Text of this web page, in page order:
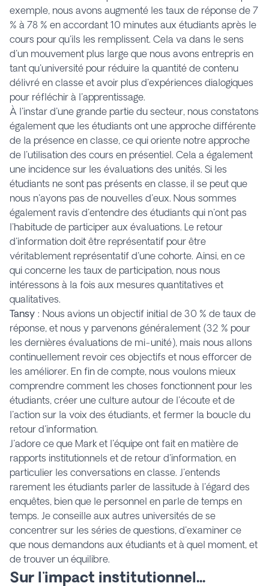
exemple, nous avons augmenté les taux de réponse de 7
% à 78 % en accordant 10 minutes aux étudiants après le
cours pour qu'ils les remplissent. Cela va dans le sens
d'un mouvement plus large que nous avons entrepris en
tant qu'université pour réduire la quantité de contenu
délivré en classe et avoir plus d'expériences dialogiques
pour réfléchir à l'apprentissage.
À l'instar d'une grande partie du secteur, nous constatons
également que les étudiants ont une approche différente
de la présence en classe, ce qui oriente notre approche
de l'utilisation des cours en présentiel. Cela a également
une incidence sur les évaluations des unités. Si les
étudiants ne sont pas présents en classe, il se peut que
nous n'ayons pas de nouvelles d'eux. Nous sommes
également ravis d'entendre des étudiants qui n'ont pas
l'habitude de participer aux évaluations. Le retour
d'information doit être représentatif pour être
véritablement représentatif d'une cohorte. Ainsi, en ce
qui concerne les taux de participation, nous nous
intéressons à la fois aux mesures quantitatives et
qualitatives.
Tansy : Nous avions un objectif initial de 30 % de taux de
réponse, et nous y parvenons généralement (32 % pour
les dernières évaluations de mi-unité), mais nous allons
continuellement revoir ces objectifs et nous efforcer de
les améliorer. En fin de compte, nous voulons mieux
comprendre comment les choses fonctionnent pour les
étudiants, créer une culture autour de l'écoute et de
l'action sur la voix des étudiants, et fermer la boucle du
retour d'information.
J'adore ce que Mark et l'équipe ont fait en matière de
rapports institutionnels et de retour d'information, en
particulier les conversations en classe. J'entends
rarement les étudiants parler de lassitude à l'égard des
enquêtes, bien que le personnel en parle de temps en
temps. Je conseille aux autres universités de se
concentrer sur les séries de questions, d'examiner ce
que nous demandons aux étudiants et à quel moment, et
de trouver un équilibre.
Sur l'impact institutionnel...